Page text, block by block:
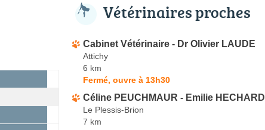
Vétérinaires proches
Cabinet Vétérinaire - Dr Olivier LAUDE
Attichy
6 km
Fermé, ouvre à 13h30
Céline PEUCHMAUR - Emilie HECHARD
Le Plessis-Brion
7 km